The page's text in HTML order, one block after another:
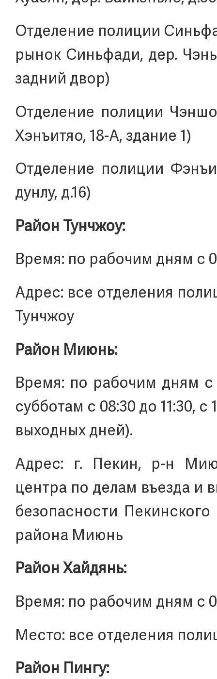
Отделение полиции
рынок Синьфади, дер.
задний двор)
Отделение полиции
Хэнъитяо, 18-А, здание 1)
Отделение полиции
дунлу, д.16)
Район Тунчжоу:
Время: по рабочим дням с
Адрес: все отделения
Тунчжоу
Район Миюнь:
Время: по рабочим дням с
субботам с 08:30 до 11:30,
выходных дней).
Адрес: г. Пекин, р-н
центра по делам въезда и
безопасности
района Миюнь
Район Хайдянь:
Время: по рабочим дням с
Место: все отделения
Район Пингу: